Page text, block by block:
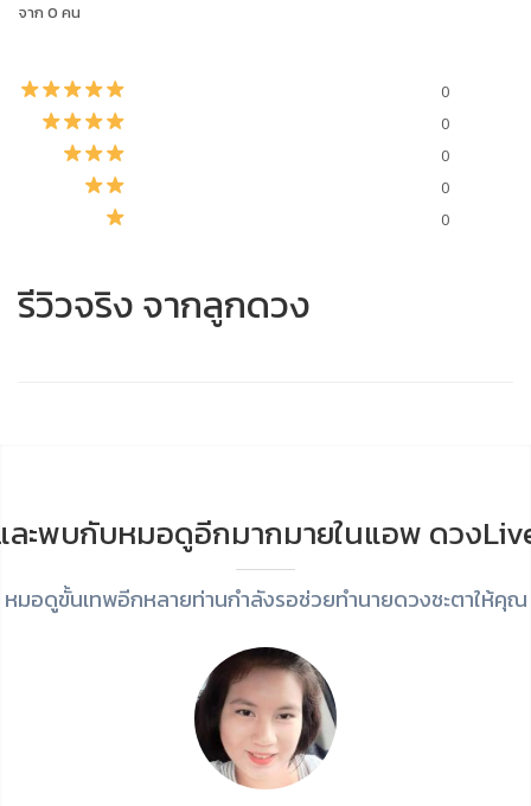
จาก 0 คน
0
0
0
0
0
รีวิวจริง จากลูกดวง
ละพบกับหมอดูอีกมากมายในแอพ ดวง
หมอดูขั้นเทพอีกหลายท่านกำลังรอช่วยทำนายดวงชะตาให้คุณ